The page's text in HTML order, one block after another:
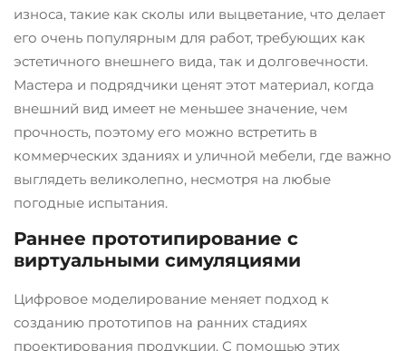
износа, такие как сколы или выцветание, что делает
его очень популярным для работ, требующих как
эстетичного внешнего вида, так и долговечности.
Мастера и подрядчики ценят этот материал, когда
внешний вид имеет не меньшее значение, чем
прочность, поэтому его можно встретить в
коммерческих зданиях и уличной мебели, где важно
выглядеть великолепно, несмотря на любые
погодные испытания.
Раннее прототипирование с
виртуальными симуляциями
Цифровое моделирование меняет подход к
созданию прототипов на ранних стадиях
проектирования продукции. С помощью этих